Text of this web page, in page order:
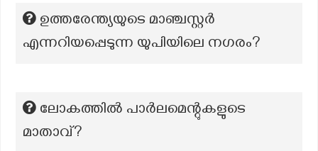
ഉത്തരേന്ത്യയുടെ മാഞ്ചസ്റ്റർ
എന്നറിയപ്പെടുന്ന യുപിയിലെ നഗരം?
ലോകത്തിൽ പാർലമെന്റുകളുടെ
മാതാവ്?